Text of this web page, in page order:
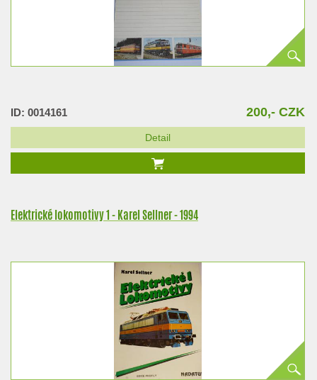
ID: 0014161 200,- CZK
Detail
Elektrické lokomotivy 1 - Karel Sellner - 1994